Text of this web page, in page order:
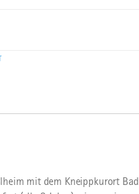
mit dem Kneippkurort Bad